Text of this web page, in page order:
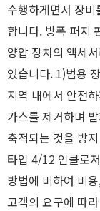
수행하게면서 장
합니다. 방폭 퍼지
양압 장치의 액세
있습니다. 1)범용
지역 내에서 안전
가스를 제거하며
축적되는 것을 방
타입 4/12 인클로
방법에 비하여 비
고객의 요구에 따